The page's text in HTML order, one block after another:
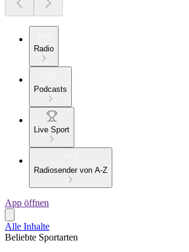
Radio
Podcasts
Live Sport
Radiosender von A-Z
App öffnen
Alle Inhalte
Beliebte Sportarten